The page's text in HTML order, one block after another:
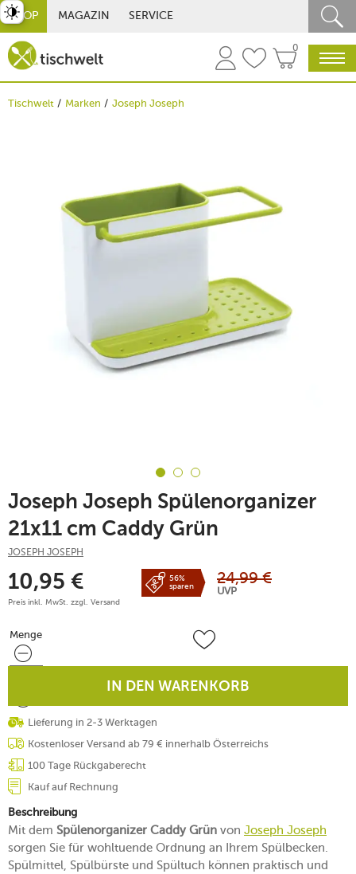
SHOP MAGAZIN SERVICE
0
Tischwelt Marken Joseph Joseph
Joseph Joseph Spülenorganizer
21x11 cm Caddy Grün
JOSEPH JOSEPH
10,95 €
Preis inkl. MwSt. zzgl. Versand
56%
sparen
24,99 €
UVP
Menge
Menge
IN DEN WARENKORB
Lieferung in 2-3 Werktagen
Kostenloser Versand ab 79 € innerhalb Österreichs
100 Tage Rückgaberecht
Kauf auf Rechnung
Beschreibung
Mit dem Spülenorganizer Caddy Grün von Joseph Joseph
sorgen Sie für wohltuende Ordnung an Ihrem Spülbecken.
Spülmittel, Spülbürste und Spültuch können praktisch und
umschalten